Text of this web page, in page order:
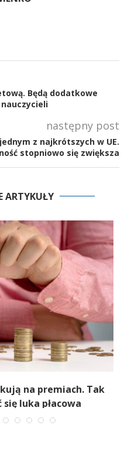
Będą dodatkowe
następny post
z najkrótszych w UE.
stopniowo się zwiększa
ARTYKUŁY
na premiach. Tak
luka płacowa